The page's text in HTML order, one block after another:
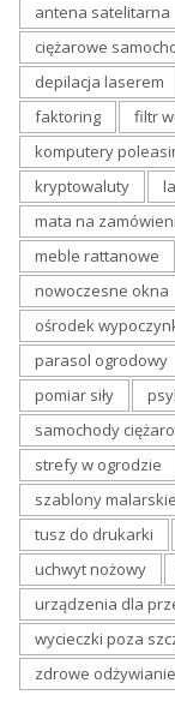
antena satelitarna
ciężarowe
depilacja laserem
faktoring
filtr
komputery
kryptowaluty
mata na
meble rattanowe
nowoczesne okna
ośrodek
parasol ogrodowy
pomiar siły
samochody
strefy w ogrodzie
szablony malarskie
tusz do drukarki
uchwyt nożowy
urządzenia dla
wycieczki poza
zdrowe odżywianie